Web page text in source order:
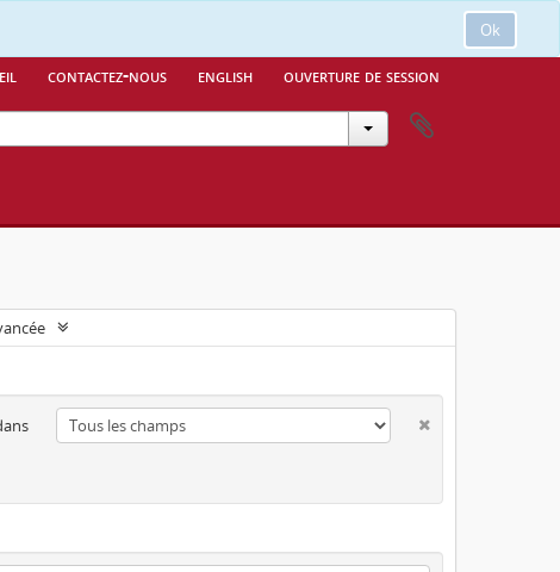
Ok
contactez-nous english ouverture de session